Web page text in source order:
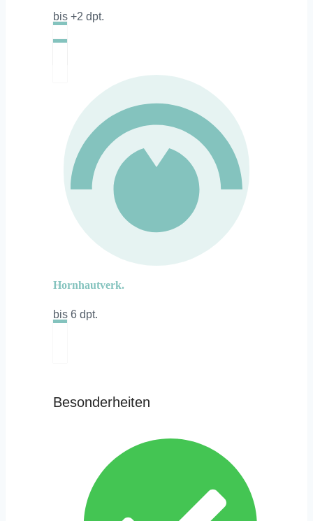
bis +2 dpt.
Hornhautverk.
bis 6 dpt.
Besonderheiten